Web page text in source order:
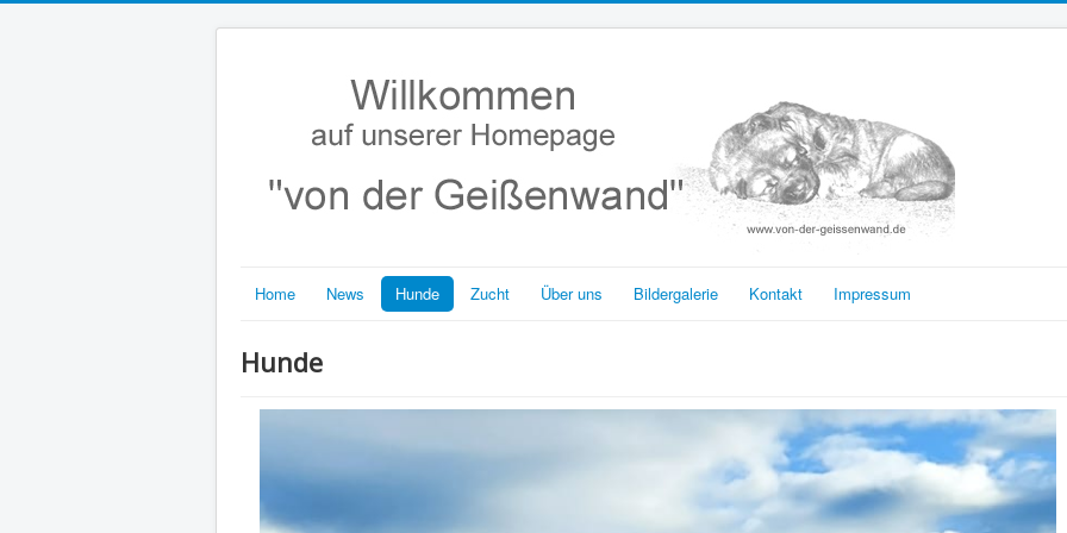
Home News Hunde Zucht Über uns Bildergalerie Kontakt Impressum
Hunde